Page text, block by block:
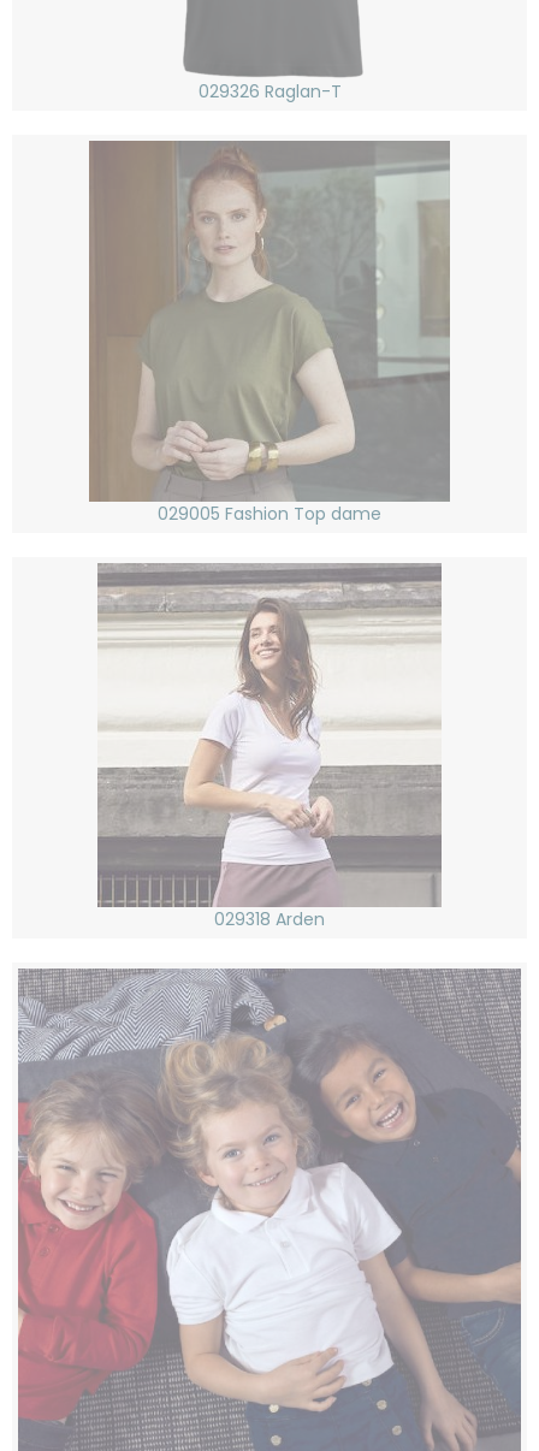
029326 Raglan-T
029005 Fashion Top dame
029318 Arden